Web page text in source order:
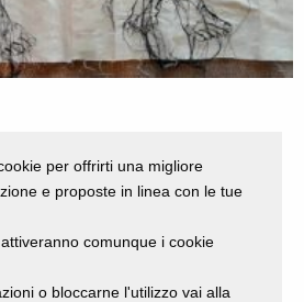
per offrirti una migliore
e proposte in linea con le tue
comunque i cookie
o bloccarne l'utilizzo vai alla